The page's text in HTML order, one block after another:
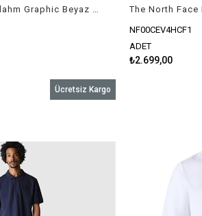
NF00CEV4HCF1
ADET
₺2.699,00
Ücretsiz Kargo